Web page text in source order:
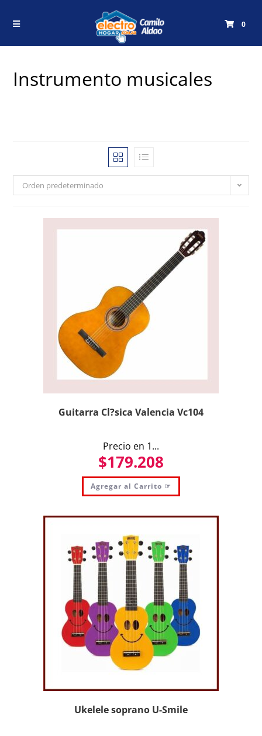
0
Instrumento musicales
Orden predeterminado
Guitarra Cl?sica Valencia Vc104
Precio en 1...
$179.208
Agregar al Carrito ☞
Ukelele soprano U-Smile